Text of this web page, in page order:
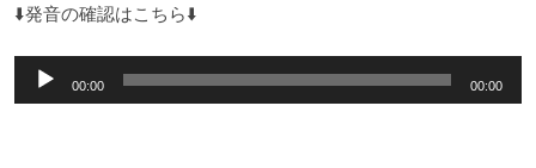
⬇️発音の確認はこちら⬇️
声
00:00 00:00